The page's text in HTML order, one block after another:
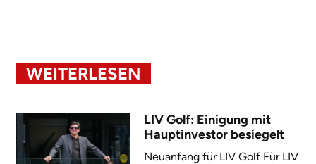
WEITERLESEN
LIV Golf: Einigung mit
Hauptinvestor besiegelt
Neuanfang für LIV Golf Für LIV